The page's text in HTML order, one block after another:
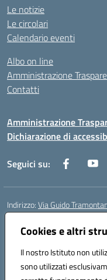
Cookies e altri
Il nostro Istituto non
sono utilizzati
Le notizie
Le circolari
Calendario eventi
Albo on line
Amministrazione
Contatti
Amministrazione
Dichiarazione di
Seguici su:
Indirizzo:Via Guido
Centralino:
Posta elettronica certificata
Codice fiscale:
Codice meccanografico:
Codice Indice delle